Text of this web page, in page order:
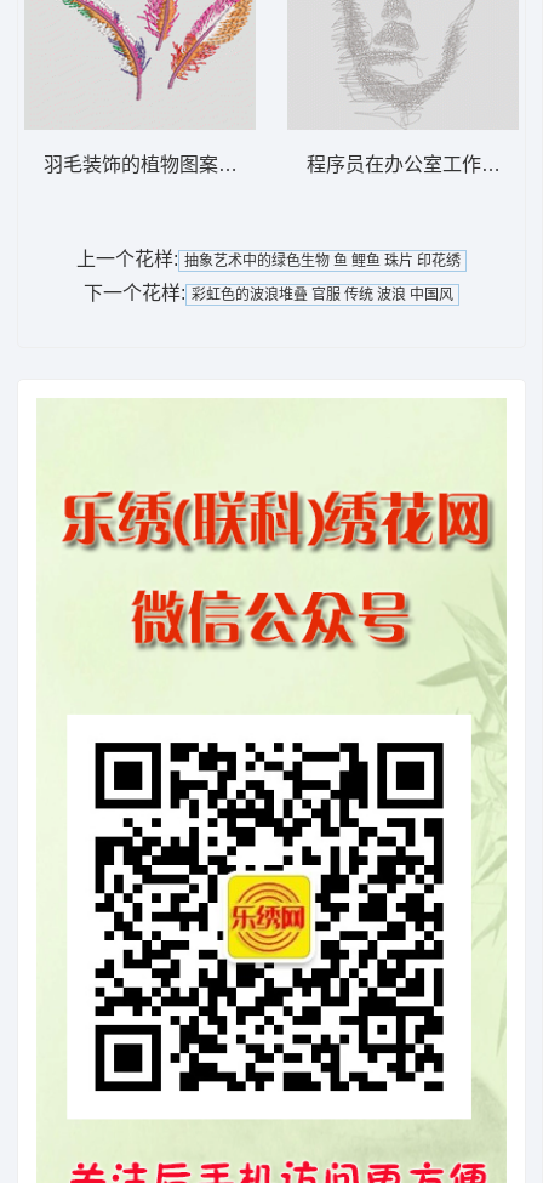
羽毛装饰的植物图案 羽毛 程序员在办公室工作 人脸像
上一个花样: 抽象艺术中的绿色生物 鱼 鲤鱼 珠片 印花绣
下一个花样: 彩虹色的波浪堆叠 官服 传统 波浪 中国风